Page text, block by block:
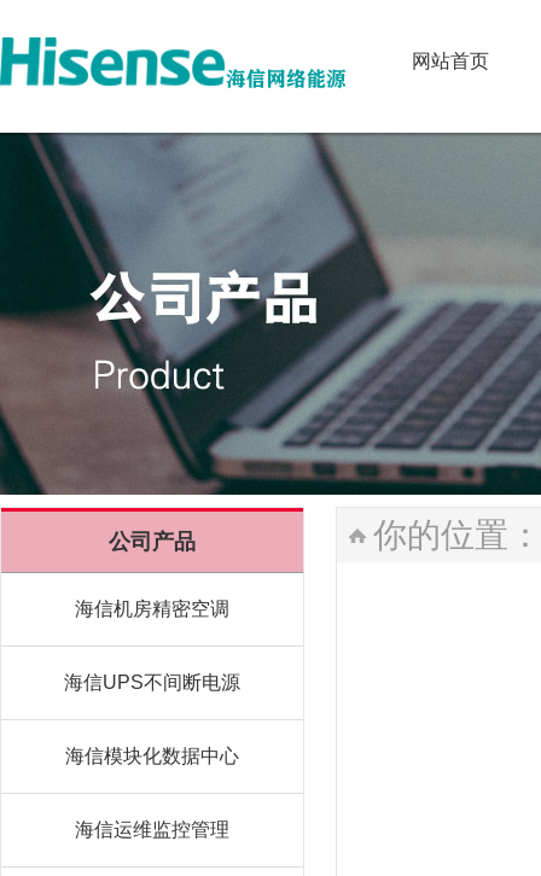
网站首页
公司产品
海信机房精密空调
海信UPS不间断电源
海信模块化数据中心
海信运维监控管理
你的位置：